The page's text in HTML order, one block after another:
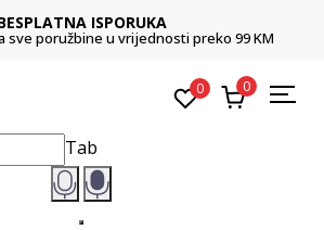
ISPORUKA
sve poružbine u vrijednosti preko 99 KM
0 0
Tab